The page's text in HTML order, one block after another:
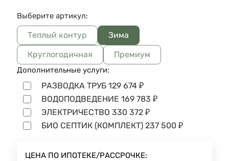
Выберите артикул:
Теплый контур
Зима
Круглогодичная
Премиум
Дополнительные услуги:
РАЗВОДКА ТРУБ 129 674 ₽
ВОДОПОДВЕДЕНИЕ 169 783 ₽
ЭЛЕКТРИЧЕСТВО 330 372 ₽
БИО СЕПТИК (КОМПЛЕКТ) 237 500 ₽
ЦЕНА ПО ИПОТЕКЕ/РАССРОЧКЕ: